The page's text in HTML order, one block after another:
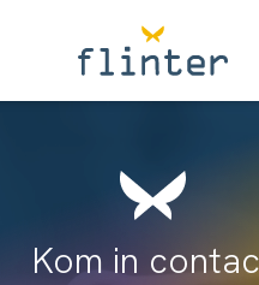
Kom in